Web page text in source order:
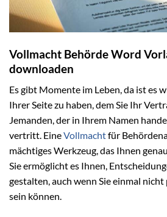
Vollmacht Behörde Word
downloaden
Es gibt Momente im Leben, da ist es
Ihrer Seite zu haben, dem Sie Ihr
Jemanden, der in Ihrem Namen
vertritt. EineVollmachtfür
mächtiges Werkzeug, das Ihnen
Sie ermöglicht es Ihnen,
gestalten, auch wenn Sie einmal
sein können.